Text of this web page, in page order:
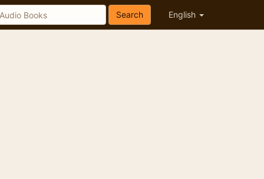
English
Search